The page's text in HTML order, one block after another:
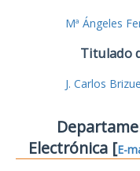
Mª Ángeles
Titulado
J. Carlos
Electrónica [E-